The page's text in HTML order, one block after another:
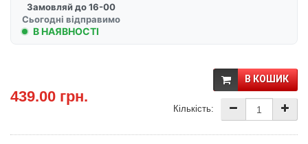
Замовляй до 16-00
Сьогодні відправимо
В НАЯВНОСТІ
439.00 грн.
В КОШИК
Кількість: